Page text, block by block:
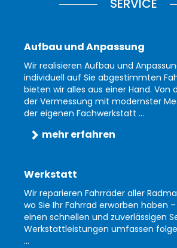
SERVICE
Aufbau und Anpassung
Wir realisieren Aufbau und
individuell auf Sie abgestimmten
bieten wir alles aus einer Hand. Von
der Vermessung mit modernster
der eigenen Fachwerkstatt ...
mehr erfahren
Werkstatt
Wir reparieren Fahrräder aller
wo Sie Ihr Fahrrad erworben haben
einen schnellen und zuverlässigen
Werkstattleistungen umfassen
...